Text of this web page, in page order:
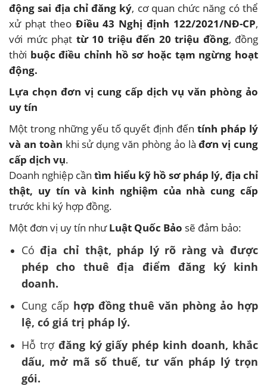
động sai địa chỉ đăng ký, cơ quan chức năng có thể
xử phạt theo Điều 43 Nghị định 122/2021/NĐ-CP,
với mức phạt từ 10 triệu đến 20 triệu đồng, đồng
thời buộc điều chỉnh hồ sơ hoặc tạm ngừng hoạt
động.
Lựa chọn đơn vị cung cấp dịch vụ văn phòng ảo
uy tín
Một trong những yếu tố quyết định đếntính pháp lý
và an toàn khi sử dụng văn phòng ảo làđơn vị cung
cấp dịch vụ.
Doanh nghiệp cần tìm hiểu kỹ hồ sơ pháp lý, địa chỉ
thật, uy tín và kinh nghiệm của nhà cung cấp
trước khi ký hợp đồng.
Một đơn vị uy tín nhưLuật Quốc Bảo sẽ đảm bảo:
Cóđịa chỉ thật, pháp lý rõ ràng và được
phép cho thuê địa điểm đăng ký kinh
doanh.
Cung cấp hợp đồng thuê văn phòng ảo hợp
lệ, có giá trị pháp lý.
Hỗ trợ đăng ký giấy phép kinh doanh, khắc
dấu, mở mã số thuế, tư vấn pháp lý trọn
gói.